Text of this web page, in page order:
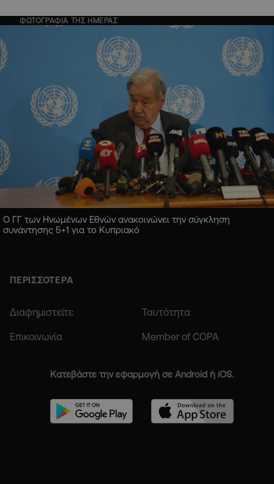
ΦΩΤΟΓΡΑΦΙΑ ΤΗΣ ΗΜΕΡΑΣ
Ο ΓΓ των Ηνωμένων Εθνών ανακοινώνει την σύγκληση
συνάντησης 5+1 για το Κυπριακό
ΠΕΡΙΣΣΟΤΕΡΑ
Διαφημιστείτε Ταυτότητα
Επικοινωνία Member of COPA
Κατεβάστε την εφαρμογή σε Android ή iOS.